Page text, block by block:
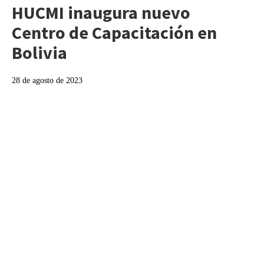
HUCMI inaugura nuevo
Centro de Capacitación en
Bolivia
28 de agosto de 2023